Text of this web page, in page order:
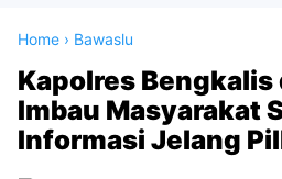
Home › Bawaslu
Kapolres Bengkalis
Imbau Masyarakat
Informasi Jelang